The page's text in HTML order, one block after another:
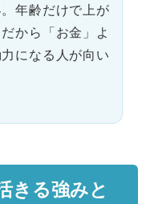
年齢だけで上が
から「お金」よ
になる人が向い
きる強みと